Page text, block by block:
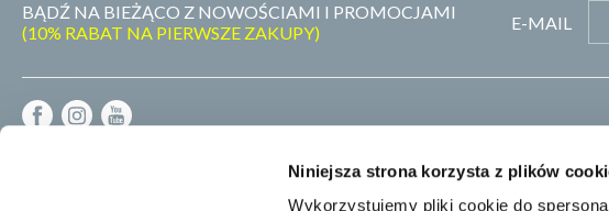
Niniejsza strona korzysta z plików
Wykorzystujemy pliki cookie do
BĄDŹ NA BIEŻĄCO Z NOWOŚCIAMI I PROMOCJAMI
(10% RABAT NA PIERWSZE ZAKUPY)
E-MAIL
DOSTAWA - PŁATNOŚĆ - ZWROT